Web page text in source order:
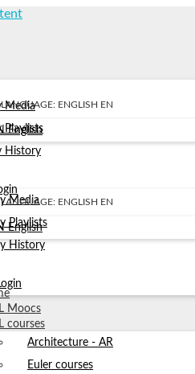
Media
Playlists
History
ENGLISH EN
English
Media
Playlists
History
ENGLISH EN
English
Moocs
courses
Architecture - AR
Euler courses